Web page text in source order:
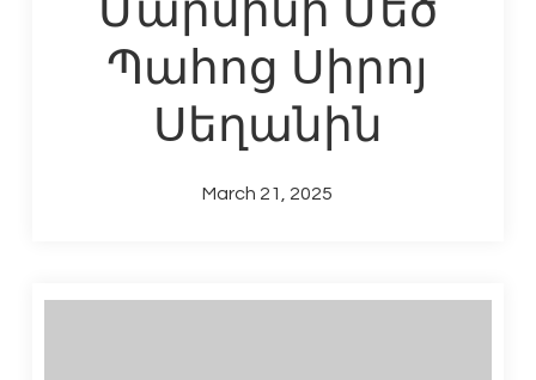
Պահոց Սիրոյ
Սեղանին
March 21, 2025